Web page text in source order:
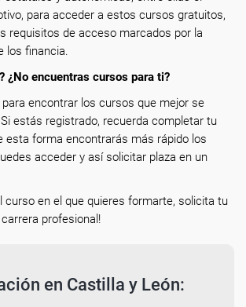
para acceder a estos cursos gratuitos,
requisitos de acceso marcados por la
los financia.
¿No encuentras cursos para ti?
encontrar los cursos que mejor se
estás registrado, recuerda completar tu
esta forma encontrarás más rápido los
acceder y así solicitar plaza en un
curso en el que quieres formarte, solicita tu
profesional!
en Castilla y León: